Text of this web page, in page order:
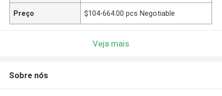
Preço $104-664.00 pcs Negotiable
Veja mais
Sobre nós